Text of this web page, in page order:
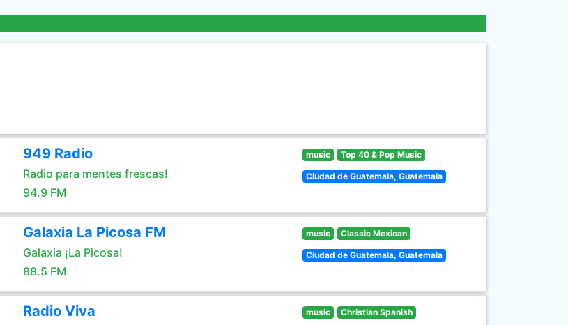
949 Radio
Radio para mentes frescas!
94.9 FM
music Top 40 & Pop Music
Ciudad de Guatemala, Guatemala
Galaxia La Picosa FM
Galaxia ¡La Picosa!
88.5 FM
music Classic Mexican
Ciudad de Guatemala, Guatemala
Radio Viva music Christian Spanish